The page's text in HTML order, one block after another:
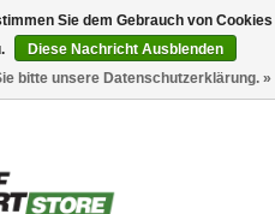
Sie dem Gebrauch von Cookies
Diese Nachricht Ausblenden
bitte unsere Datenschutzerklärung. »